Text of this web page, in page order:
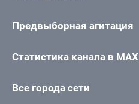
Предвыборная агитация
Статистика канала в MAX
Все города сети